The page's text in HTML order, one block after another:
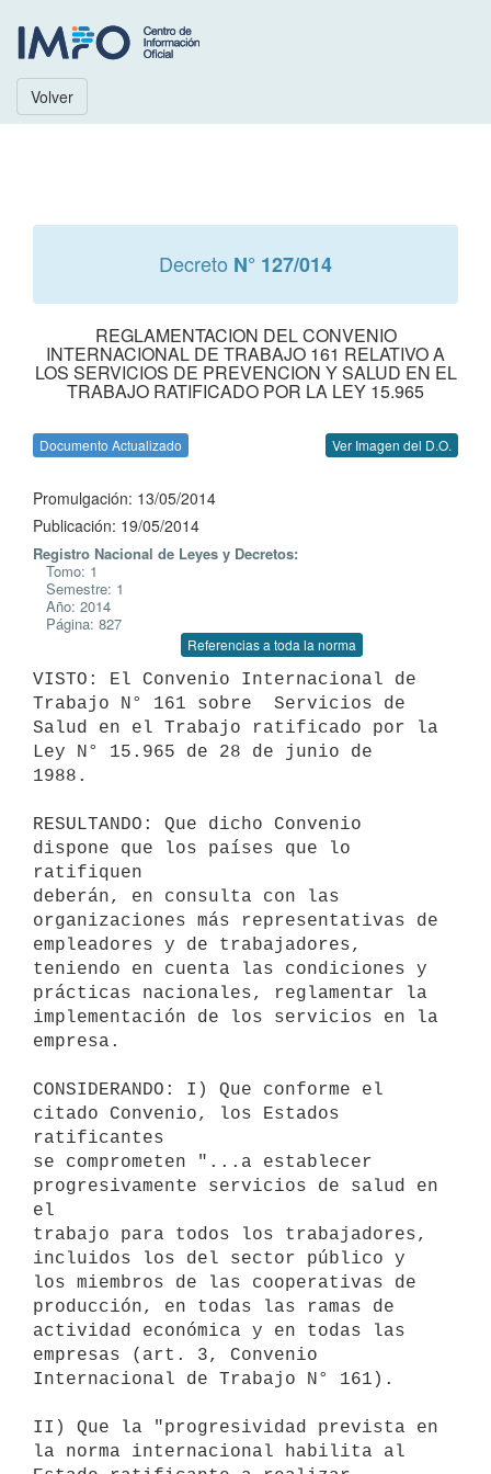
Volver
Decreto N° 127/014
REGLAMENTACION DEL CONVENIO
INTERNACIONAL DE TRABAJO 161 RELATIVO A
LOS SERVICIOS DE PREVENCION Y SALUD EN EL
TRABAJO RATIFICADO POR LA LEY 15.965
Documento Actualizado Ver Imagen del D.O.
Promulgación: 13/05/2014
Publicación: 19/05/2014
Registro Nacional de Leyes y Decretos:
Tomo: 1
Semestre: 1
Año: 2014
Página: 827
Referencias a toda la norma
VISTO: El Convenio Internacional de
Trabajo N° 161 sobre  Servicios de
Salud en el Trabajo ratificado por la
Ley N° 15.965 de 28 de junio de
1988.
RESULTANDO: Que dicho Convenio
dispone que los países que lo
ratifiquen
deberán, en consulta con las
organizaciones más representativas de
empleadores y de trabajadores,
teniendo en cuenta las condiciones y
prácticas nacionales, reglamentar la
implementación de los servicios en la
empresa.
CONSIDERANDO: I) Que conforme el
citado Convenio, los Estados
ratificantes
se comprometen "...a establecer
progresivamente servicios de salud en
el
trabajo para todos los trabajadores,
incluidos los del sector público y
los miembros de las cooperativas de
producción, en todas las ramas de
actividad económica y en todas las
empresas (art. 3, Convenio
Internacional de Trabajo N° 161).
II) Que la "progresividad prevista en
la norma internacional habilita al